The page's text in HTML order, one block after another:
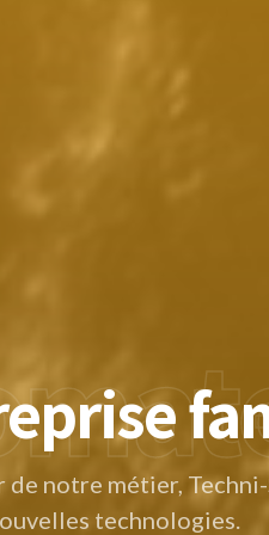
de notre métier,
technologies.
et conçoit des
Sangle à largeurs